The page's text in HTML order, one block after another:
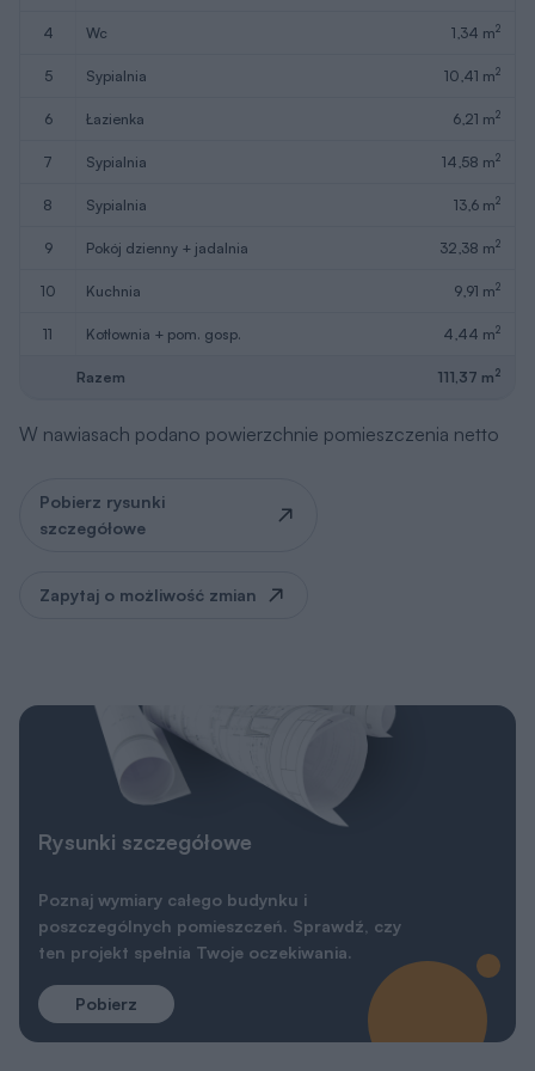
4 wc 1,34 m2
5 sypialnia 10,41 m2
6 łazienka 6,21 m2
7 sypialnia 14,58 m2
8 sypialnia 13,6 m2
9 pokój dzienny + jadalnia 32,38 m2
10 kuchnia 9,91 m2
11 kotłownia + pom. gosp. 4,44 m2
Razem 111,37 m2
W nawiasach podano powierzchnie pomieszczenia netto
Pobierz rysunki
szczegółowe
Zapytaj o możliwość zmian
Rysunki szczegółowe
Poznaj wymiary całego budynku i
poszczególnych pomieszczeń. Sprawdź, czy
ten projekt spełnia Twoje oczekiwania.
Pobierz